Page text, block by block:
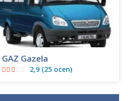
GAZ Gazela
2,9 (25 ocen)